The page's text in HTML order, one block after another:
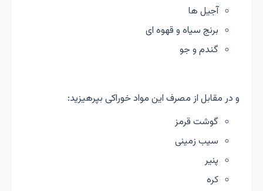
آجیل ها
برنج سیاه و قهوه ای
گندم و جو
و در مقابل از مصرف این مواد خوراکی بپرهیزید:
گوشت قرمز
سیب زمینی
پنیر
کره